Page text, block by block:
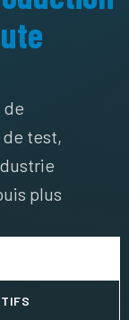
test,
plus